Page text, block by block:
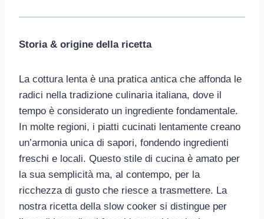
Storia & origine della ricetta
La cottura lenta è una pratica antica che affonda le
radici nella tradizione culinaria italiana, dove il
tempo è considerato un ingrediente fondamentale.
In molte regioni, i piatti cucinati lentamente creano
un’armonia unica di sapori, fondendo ingredienti
freschi e locali. Questo stile di cucina è amato per
la sua semplicità ma, al contempo, per la
ricchezza di gusto che riesce a trasmettere. La
nostra ricetta della slow cooker si distingue per